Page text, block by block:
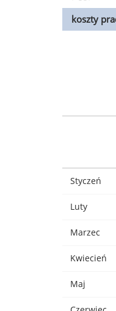
koszty
Styczeń
Luty
Marzec
Kwiecień
Maj